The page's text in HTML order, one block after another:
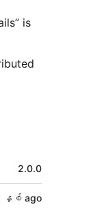
is
2.0.0
နှစ် ago